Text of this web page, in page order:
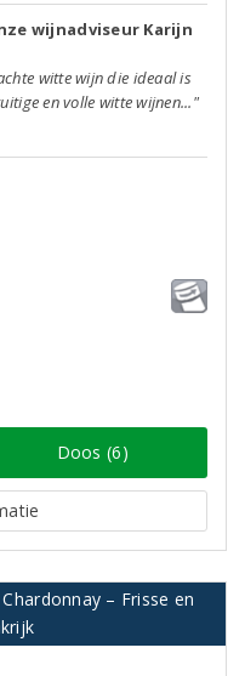
wijnadviseur Karijn
witte wijn die ideaal is
en volle witte wijnen..."
Doos (6)
– Frisse en